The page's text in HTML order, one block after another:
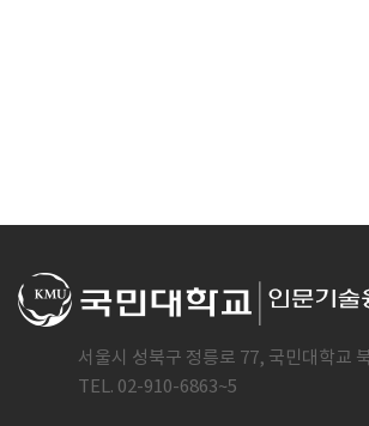
서울시 성북구 정릉로 77, 국민대학교
TEL. 02-910-6863~5